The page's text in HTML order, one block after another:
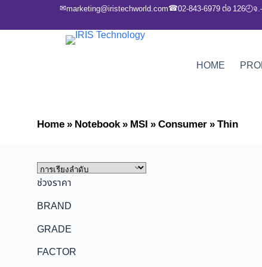
✉marketing@iristechworld.com☎02-843-6979 ต่อ 126🕘จ
HOME
Home»Notebook»MSI»Consumer»Thin
ช่วงราคา
BRAND
GRADE
FACTOR